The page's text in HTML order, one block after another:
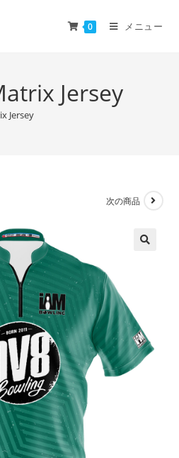
0 メニュー
Jersey
Jersey
次の商品